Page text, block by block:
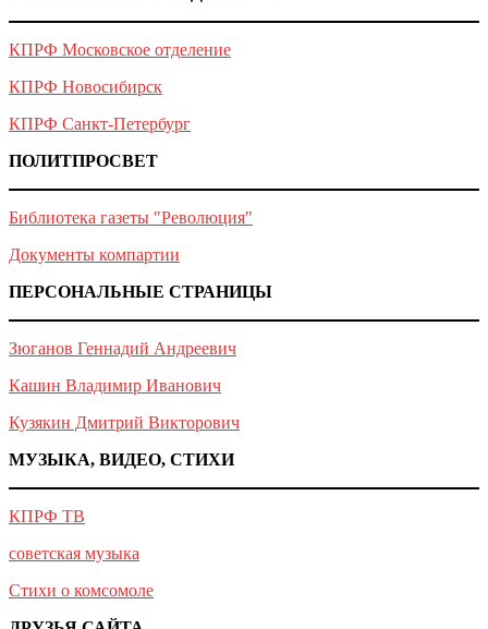
КПРФ Московское отделение
КПРФ Новосибирск
КПРФ Санкт-Петербург
ПОЛИТПРОСВЕТ
Библиотека газеты "Революция"
Документы компартии
ПЕРСОНАЛЬНЫЕ СТРАНИЦЫ
Зюганов Геннадий Андреевич
Кашин Владимир Иванович
Кузякин Дмитрий Викторович
МУЗЫКА, ВИДЕО, СТИХИ
КПРФ ТВ
советская музыка
Стихи о комсомоле